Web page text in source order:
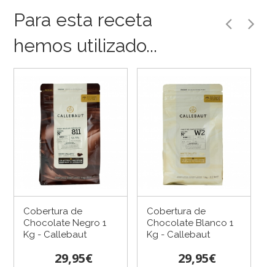
Para esta receta
hemos utilizado...
Cobertura de
Chocolate Negro 1
Kg - Callebaut
29,95€
Cobertura de
Chocolate Blanco 1
Kg - Callebaut
29,95€